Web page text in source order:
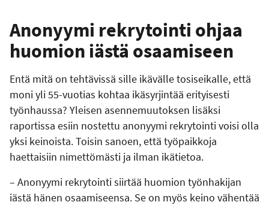
Anonyymi rekrytointi ohjaa
huomion iästä osaamiseen
Entä mitä on tehtävissä sille ikävälle tosiseikalle, että
moni yli 55-vuotias kohtaa ikäsyrjintää erityisesti
työnhaussa? Yleisen asennemuutoksen lisäksi
raportissa esiin nostettu anonyymi rekrytointi voisi olla
yksi keinoista. Toisin sanoen, että työpaikkoja
haettaisiin nimettömästi ja ilman ikätietoa.
– Anonyymi rekrytointi siirtää huomion työnhakijan
iästä hänen osaamiseensa. Se on myös keino vähentää